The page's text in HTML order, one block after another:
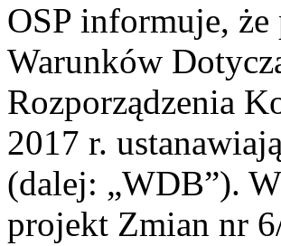
OSP informuje,
Warunków
Rozporządzenia
2017 r.
(dalej: „WDB”).
projekt Zmian nr